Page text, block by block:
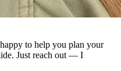
to help you plan your
Just reach out — I